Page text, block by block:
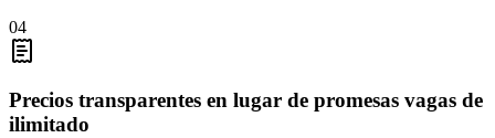
04
Precios transparentes en lugar de promesas vagas de
ilimitado